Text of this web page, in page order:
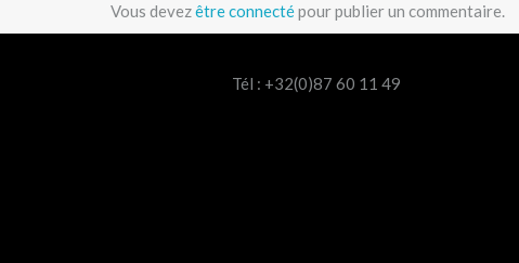
Vous devezêtre connectépour publier un commentaire.
Tél : +32(0)87 60 11 49